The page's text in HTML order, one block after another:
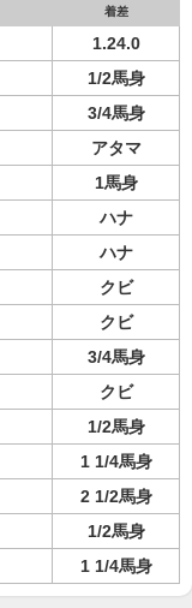
着差
1.24.0
1/2馬身
3/4馬身
アタマ
1馬身
ハナ
ハナ
クビ
クビ
3/4馬身
クビ
1/2馬身
1 1/4馬身
2 1/2馬身
1/2馬身
1 1/4馬身